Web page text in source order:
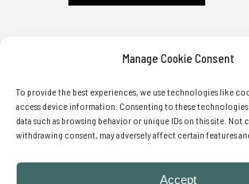
Manage Cookie Consent
To provide the best experiences, we use technologies like
access device information. Consenting to these
data such as browsing behavior or unique IDs on this site. Not
withdrawing consent, may adversely affect certain features
Accept
¿AÚN NO RECIBES
NEWSLETTER?